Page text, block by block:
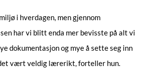
i hverdagen, men gjennom
har vi blitt enda mer bevisste på alt vi
dokumentasjon og mye å sette seg inn
vært veldig lærerikt, forteller hun.